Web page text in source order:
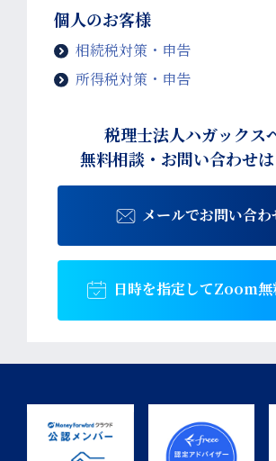
個人のお客様
相続税対策・申告
所得税対策・申告
税理士法人ハガックス
無料相談・お問い合わせ
メールでお問い合わ
日時を指定してZoom無